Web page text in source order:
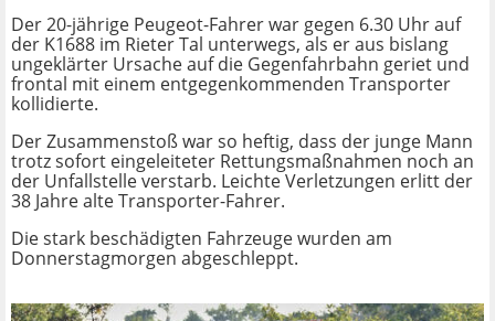
Der 20-jährige Peugeot-Fahrer war gegen 6.30 Uhr auf
der K1688 im Rieter Tal unterwegs, als er aus bislang
ungeklärter Ursache auf die Gegenfahrbahn geriet und
frontal mit einem entgegenkommenden Transporter
kollidierte.
Der Zusammenstoß war so heftig, dass der junge Mann
trotz sofort eingeleiteter Rettungsmaßnahmen noch an
der Unfallstelle verstarb. Leichte Verletzungen erlitt der
38 Jahre alte Transporter-Fahrer.
Die stark beschädigten Fahrzeuge wurden am
Donnerstagmorgen abgeschleppt.